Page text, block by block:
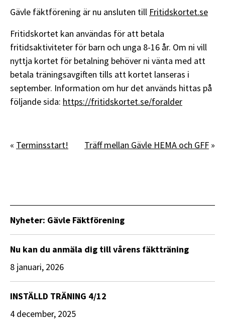
Gävle fäktförening är nu ansluten till Fritidskortet.se
Fritidskortet kan användas för att betala
fritidsaktiviteter för barn och unga 8-16 år. Om ni vill
nyttja kortet för betalning behöver ni vänta med att
betala träningsavgiften tills att kortet lanseras i
september. Information om hur det används hittas på
följande sida: https://fritidskortet.se/foralder
« Terminsstart! Träff mellan Gävle HEMA och GFF »
Nyheter: Gävle Fäktförening
Nu kan du anmäla dig till vårens fäktträning
8 januari, 2026
INSTÄLLD TRÄNING 4/12
4 december, 2025